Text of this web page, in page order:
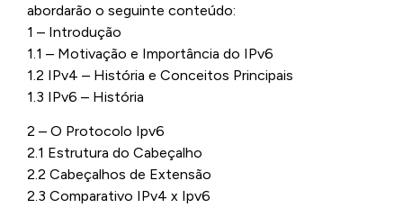
abordarão o seguinte conteúdo:
1 – Introdução
1.1 – Motivação e Importância do IPv6
1.2 IPv4 – História e Conceitos Principais
1.3 IPv6 – História
2 – O Protocolo Ipv6
2.1 Estrutura do Cabeçalho
2.2 Cabeçalhos de Extensão
2.3 Comparativo IPv4 x Ipv6